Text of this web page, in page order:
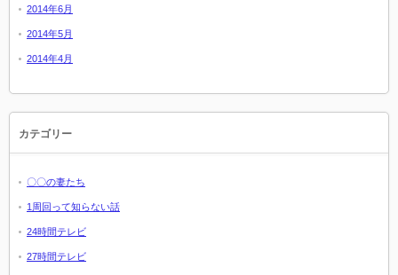
2014年6月
2014年5月
2014年4月
カテゴリー
〇〇の妻たち
1周回って知らない話
24時間テレビ
27時間テレビ